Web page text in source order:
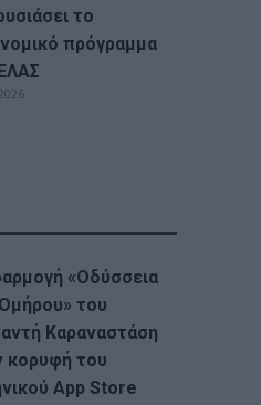
το
πρόγραμμα
«Οδύσσεια
του
Καραναστάση
κορυφή του
App Store